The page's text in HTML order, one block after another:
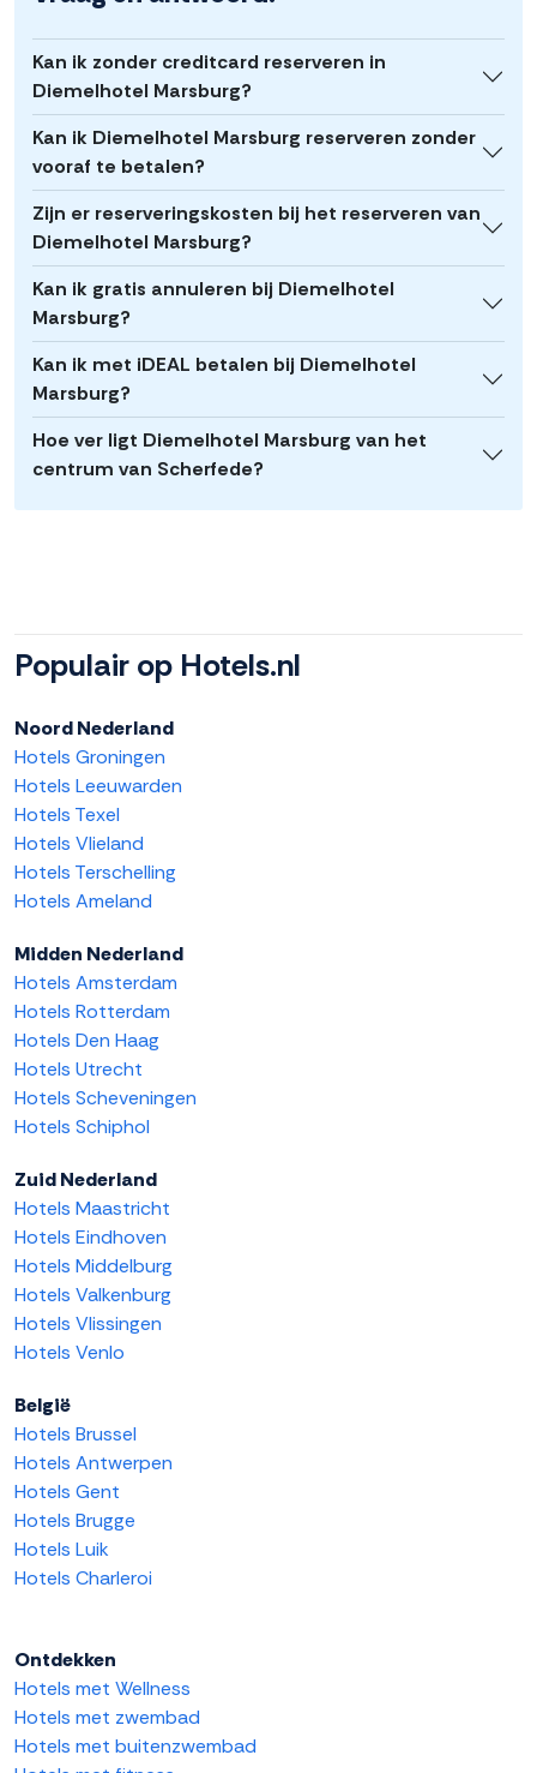
Kan ik zonder creditcard reserveren in
Diemelhotel Marsburg?
Kan ik Diemelhotel Marsburg reserveren zonder
vooraf te betalen?
Zijn er reserveringskosten bij het reserveren van
Diemelhotel Marsburg?
Kan ik gratis annuleren bij Diemelhotel
Marsburg?
Kan ik met iDEAL betalen bij Diemelhotel
Marsburg?
Hoe ver ligt Diemelhotel Marsburg van het
centrum van Scherfede?
Populair op Hotels.nl
Noord Nederland
Hotels Groningen
Hotels Leeuwarden
Hotels Texel
Hotels Vlieland
Hotels Terschelling
Hotels Ameland
Midden Nederland
Hotels Amsterdam
Hotels Rotterdam
Hotels Den Haag
Hotels Utrecht
Hotels Scheveningen
Hotels Schiphol
Zuid Nederland
Hotels Maastricht
Hotels Eindhoven
Hotels Middelburg
Hotels Valkenburg
Hotels Vlissingen
Hotels Venlo
België
Hotels Brussel
Hotels Antwerpen
Hotels Gent
Hotels Brugge
Hotels Luik
Hotels Charleroi
Ontdekken
Hotels met Wellness
Hotels met zwembad
Hotels met buitenzwembad